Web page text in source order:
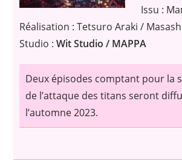
Issu :
Réalisation : Tetsuro Araki /
Studio :Wit Studio / MAPPA
Deux épisodes comptant pour la
de l’attaque des titans seront
l’automne 2023.